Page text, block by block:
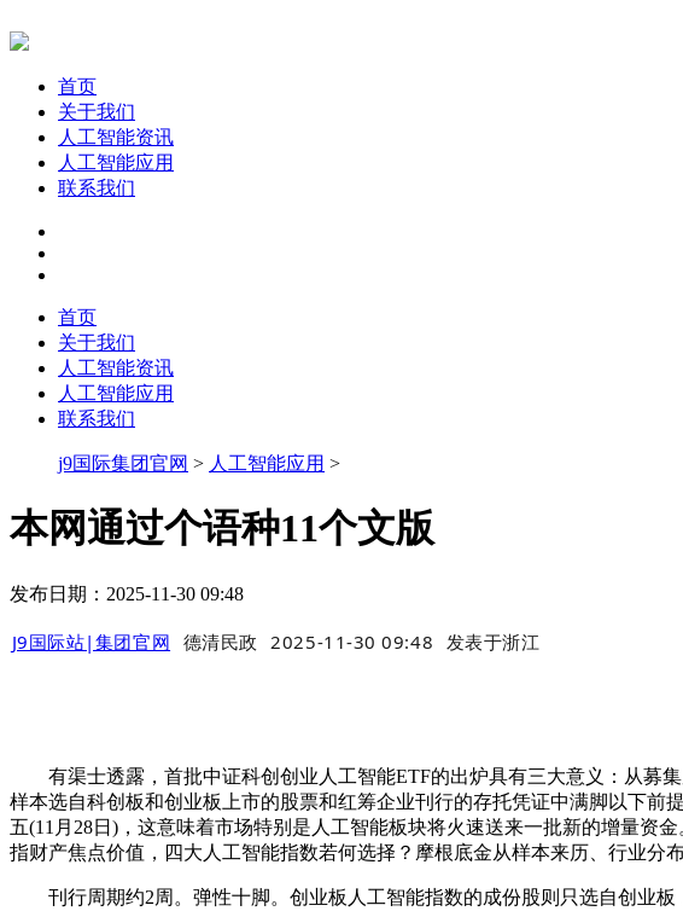
首页
关于我们
人工智能资讯
人工智能应用
联系我们
首页
关于我们
人工智能资讯
人工智能应用
联系我们
j9国际集团官网 > 人工智能应用 >
本网通过个语种11个文版
发布日期：2025-11-30 09:48
J9国际站|集团官网 德清民政 2025-11-30 09:48 发表于浙江
有渠士透露，首批中证科创创业人工智能ETF的出炉具有三大意义：从募集
样本选自科创板和创业板上市的股票和红筹企业刊行的存托凭证中满脚以下前
五(11月28日)，这意味着市场特别是人工智能板块将火速送来一批新的增量资
指财产焦点价值，四大人工智能指数若何选择？摩根底金从样本来历、行业分
刊行周期约2周。弹性十脚。创业板人工智能指数的成份股则只选自创业板